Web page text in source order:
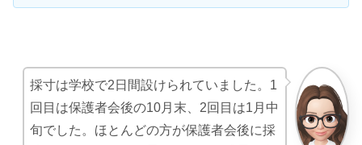
採寸は学校で2日間設けられていました。1
回目は保護者会後の10月末、2回目は1月中
旬でした。ほとんどの方が保護者会後に採